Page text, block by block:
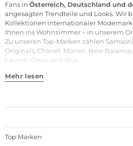
Fans in Österreich, Deutschland und
angesagten Trendteile und Looks. Wir
Kollektionen internationaler
Ihnen ins Wohnzimmer – in unserem
Zu unseren Top-Marken zählen
Originals, Chanel, Monari, New Balance,
Lauren, Opus und Veja.
Mehr lesen
Top Marken